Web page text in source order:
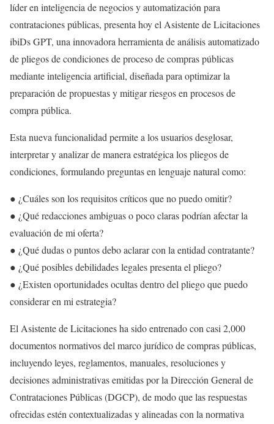
líder en inteligencia de negocios y automatización para
contrataciones públicas, presenta hoy el Asistente de Licitaciones
ibiDs GPT, una innovadora herramienta de análisis automatizado
de pliegos de condiciones de proceso de compras públicas
mediante inteligencia artificial, diseñada para optimizar la
preparación de propuestas y mitigar riesgos en procesos de
compra pública.
Esta nueva funcionalidad permite a los usuarios desglosar,
interpretar y analizar de manera estratégica los pliegos de
condiciones, formulando preguntas en lenguaje natural como:
● ¿Cuáles son los requisitos críticos que no puedo omitir?
● ¿Qué redacciones ambiguas o poco claras podrían afectar la
evaluación de mi oferta?
● ¿Qué dudas o puntos debo aclarar con la entidad contratante?
● ¿Qué posibles debilidades legales presenta el pliego?
● ¿Existen oportunidades ocultas dentro del pliego que puedo
considerar en mi estrategia?
El Asistente de Licitaciones ha sido entrenado con casi 2,000
documentos normativos del marco jurídico de compras públicas,
incluyendo leyes, reglamentos, manuales, resoluciones y
decisiones administrativas emitidas por la Dirección General de
Contrataciones Públicas (DGCP), de modo que las respuestas
ofrecidas estén contextualizadas y alineadas con la normativa